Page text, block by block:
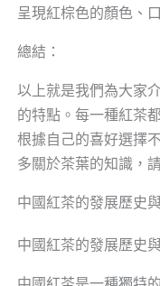
呈現紅棕色的顏色、
總結：
以上就是我們為大家
的特點。每一種紅茶
根據自己的喜好選擇
多關於茶葉的知識，
中國紅茶的發展歷史
中國紅茶的發展歷史